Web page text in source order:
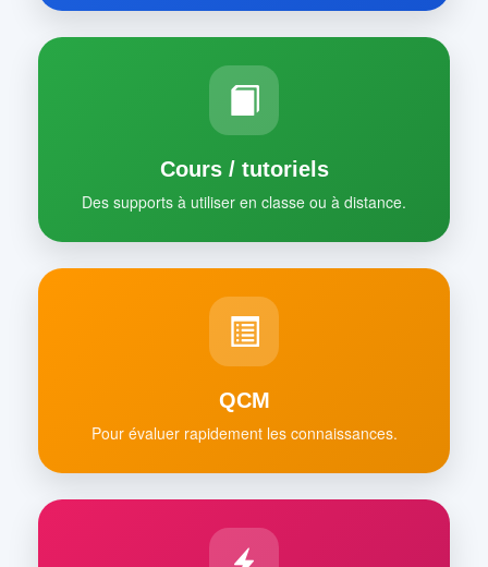
Cours / tutoriels
Des supports à utiliser en classe ou à distance.
QCM
Pour évaluer rapidement les connaissances.